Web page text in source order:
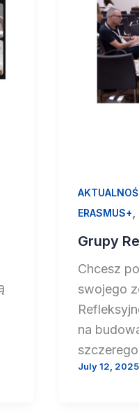
ERASMUS+
Grupy
Chcesz
swojego
na
July 12, 2025